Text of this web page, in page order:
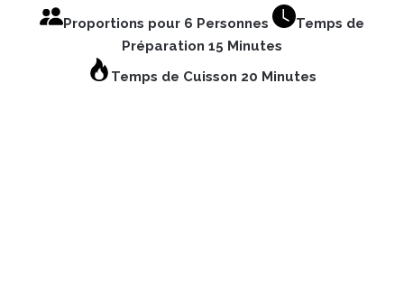
Proportions pour 6 Personnes
Temps de
Préparation 15 Minutes
Temps de Cuisson 20 Minutes